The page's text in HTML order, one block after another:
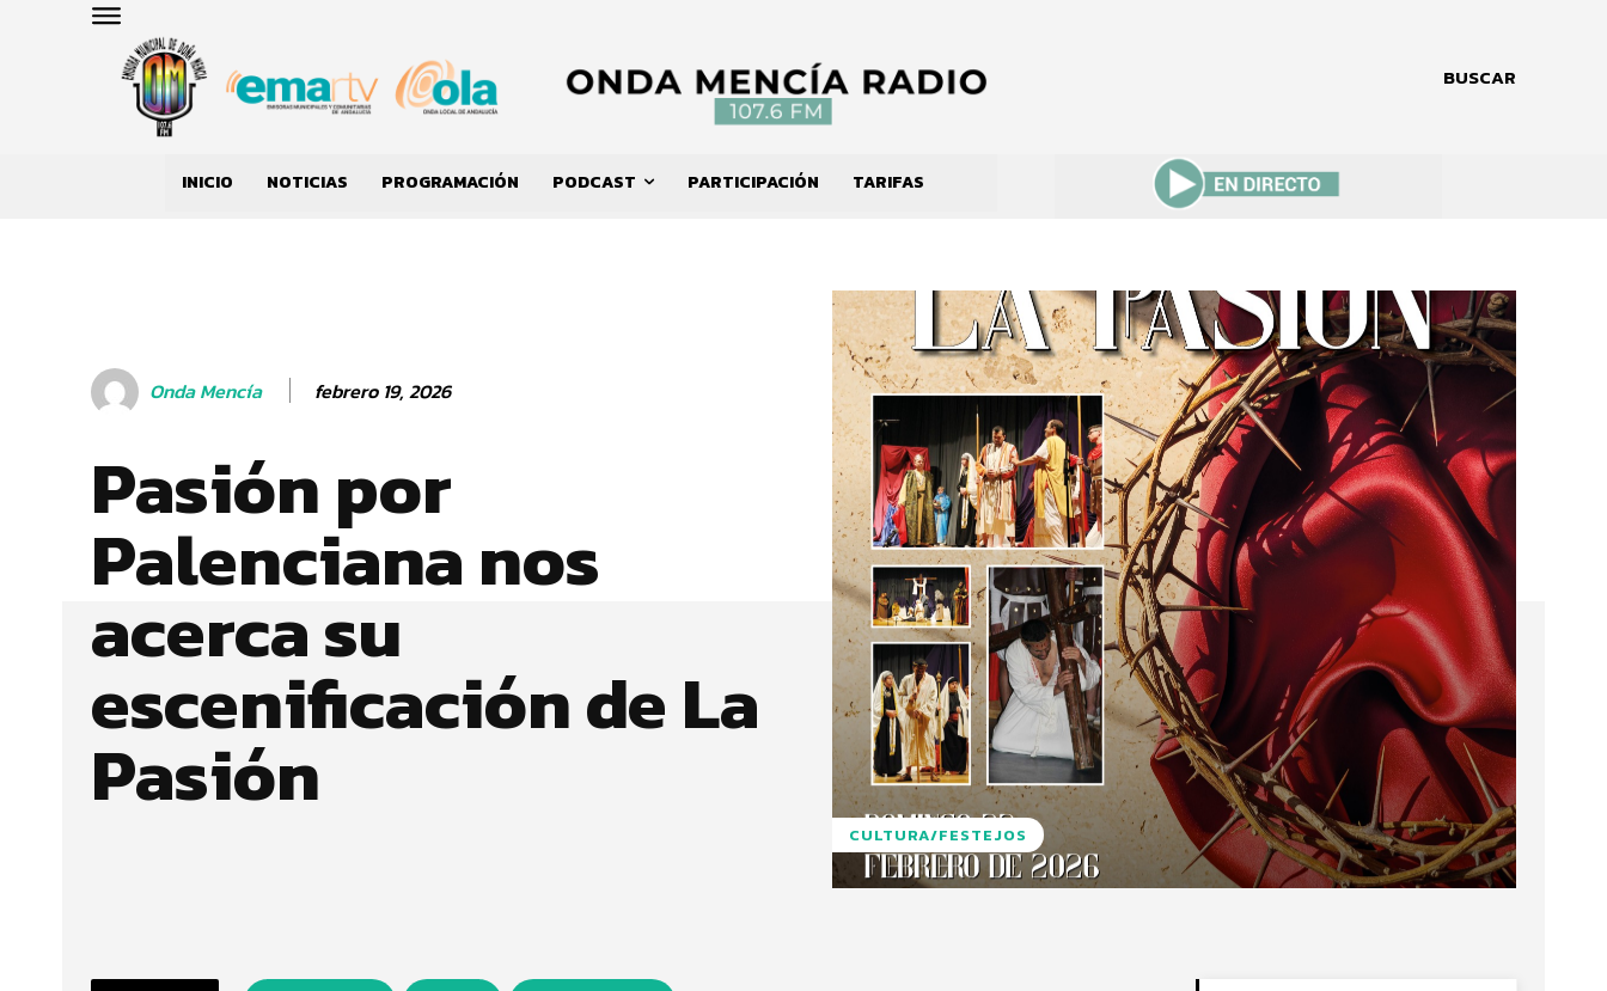
BUSCAR
INICIO NOTICIAS PROGRAMACIÓN PODCAST PARTICIPACIÓN TARIFAS
Onda Mencía febrero 19, 2026
Pasión por
Palenciana nos
acerca su
escenificación de La
Pasión
CULTURA/FESTEJOS